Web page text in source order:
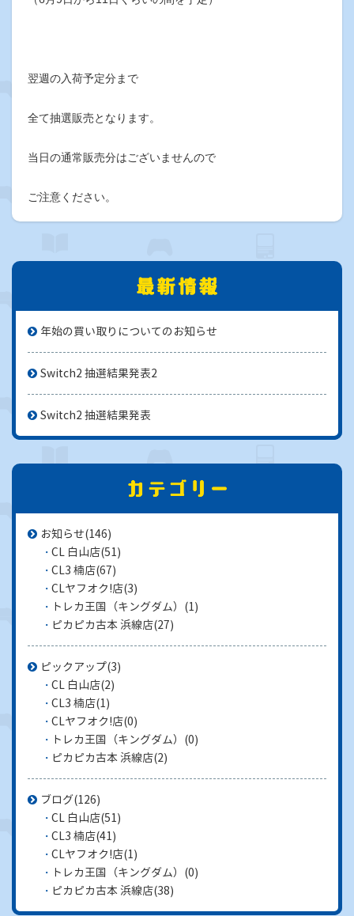
翌週の入荷予定分まで
全て抽選販売となります。
当日の通常販売分はございませんので
ご注意ください。
年始の買い取りについてのお知らせ
Switch2 抽選結果発表2
Switch2 抽選結果発表
お知らせ(146)
CL 白山店(51)
CL3 楠店(67)
CLヤフオク!店(3)
トレカ王国（キングダム） (1)
ピカピカ古本 浜線店(27)
ピックアップ(3)
CL 白山店(2)
CL3 楠店(1)
CLヤフオク!店(0)
トレカ王国（キングダム） (0)
ピカピカ古本 浜線店(2)
ブログ(126)
CL 白山店(51)
CL3 楠店(41)
CLヤフオク!店(1)
トレカ王国（キングダム） (0)
ピカピカ古本 浜線店(38)